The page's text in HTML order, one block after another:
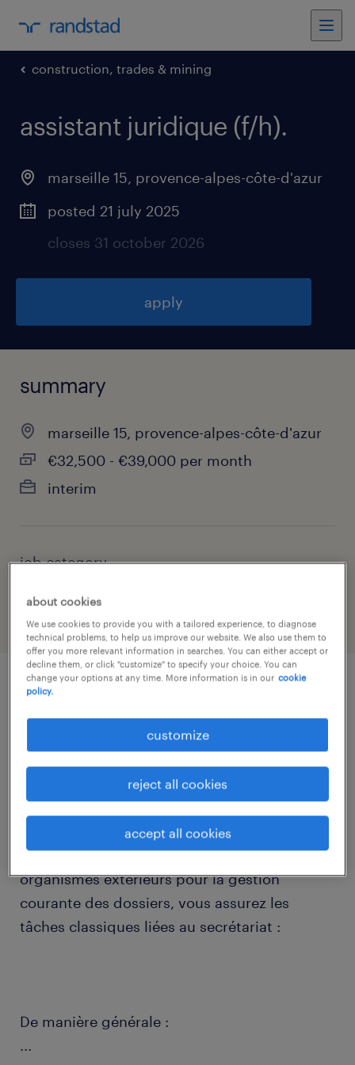
construction, trades & mining
assistant juridique (f/h).
marseille 15, provence-alpes-côte-d'azur
posted 21 july 2025
closes 31 october 2026
apply
summary
marseille 15, provence-alpes-côte-d'azur
€32,500 - €39,000 per month
interim
job category
job details
descriptif du poste
Rattaché(e) à la Directrice Juridique du siège
et en collaboration avec : les autres services
ou les collaborateurs des Régions, les
organismes extérieurs pour la gestion
courante des dossiers, vous assurez les
tâches classiques liées au secrétariat :
De manière générale :
...
about cookies
We use cookies to provide you with a tailored experience, to diagnose
technical problems, to help us improve our website. We also use them to
offer you more relevant information in searches. You can either accept or
decline them, or click "customize" to specify your choice. You can
change your options at any time. More information is in our cookie
policy.
customize
reject all cookies
accept all cookies